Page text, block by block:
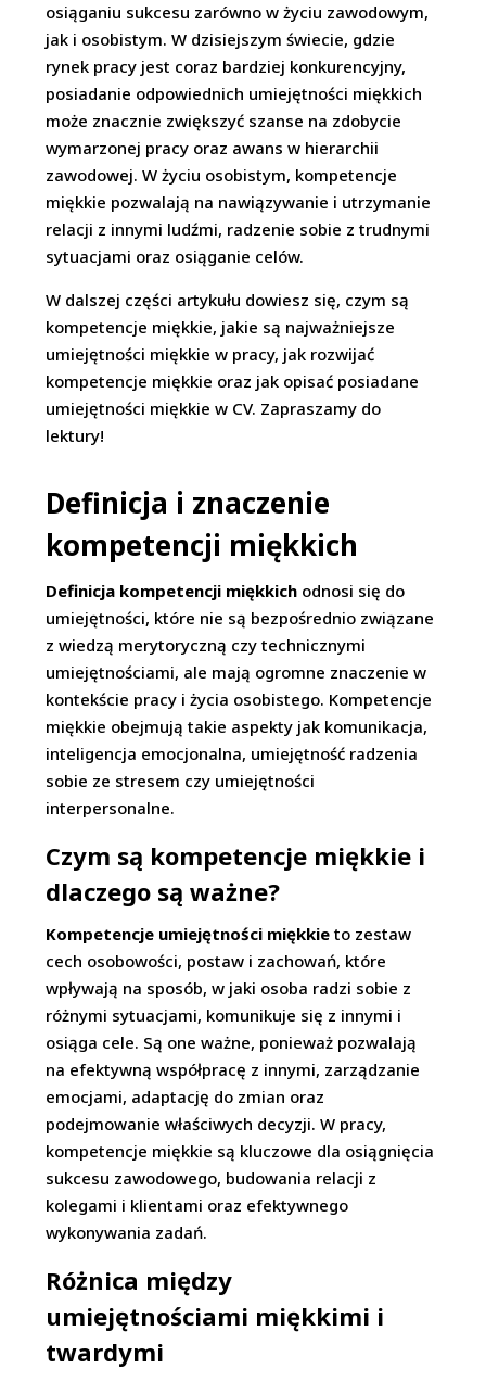
osiąganiu sukcesu zarówno w życiu zawodowym,
jak i osobistym. W dzisiejszym świecie, gdzie
rynek pracy jest coraz bardziej konkurencyjny,
posiadanie odpowiednich umiejętności miękkich
może znacznie zwiększyć szanse na zdobycie
wymarzonej pracy oraz awans w hierarchii
zawodowej. W życiu osobistym, kompetencje
miękkie pozwalają na nawiązywanie i utrzymanie
relacji z innymi ludźmi, radzenie sobie z trudnymi
sytuacjami oraz osiąganie celów.
W dalszej części artykułu dowiesz się, czym są
kompetencje miękkie, jakie są najważniejsze
umiejętności miękkie w pracy, jak rozwijać
kompetencje miękkie oraz jak opisać posiadane
umiejętności miękkie w CV. Zapraszamy do
lektury!
Definicja i znaczenie
kompetencji miękkich
Definicja kompetencji miękkich odnosi się do
umiejętności, które nie są bezpośrednio związane
z wiedzą merytoryczną czy technicznymi
umiejętnościami, ale mają ogromne znaczenie w
kontekście pracy i życia osobistego. Kompetencje
miękkie obejmują takie aspekty jak komunikacja,
inteligencja emocjonalna, umiejętność radzenia
sobie ze stresem czy umiejętności
interpersonalne.
Czym są kompetencje miękkie i
dlaczego są ważne?
Kompetencje umiejętności miękkie to zestaw
cech osobowości, postaw i zachowań, które
wpływają na sposób, w jaki osoba radzi sobie z
różnymi sytuacjami, komunikuje się z innymi i
osiąga cele. Są one ważne, ponieważ pozwalają
na efektywną współpracę z innymi, zarządzanie
emocjami, adaptację do zmian oraz
podejmowanie właściwych decyzji. W pracy,
kompetencje miękkie są kluczowe dla osiągnięcia
sukcesu zawodowego, budowania relacji z
kolegami i klientami oraz efektywnego
wykonywania zadań.
Różnica między
umiejętnościami miękkimi i
twardymi